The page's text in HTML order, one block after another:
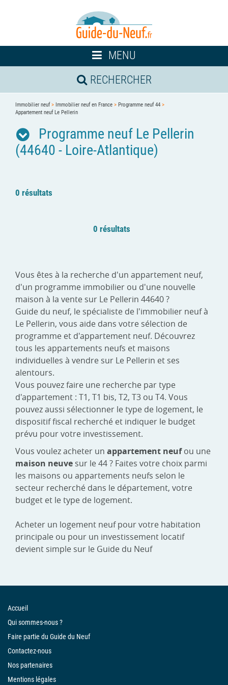
Toggle
navigation
MENU
RECHERCHER
Immobilier neuf> Immobilier neuf en France > Programme neuf 44 >
Appartement neuf Le Pellerin
Programme neuf Le Pellerin
(44640 - Loire-Atlantique)
0 résultats
0 résultats
Vous êtes à la recherche d'un appartement neuf,
d'un programme immobilier ou d'une nouvelle
maison à la vente sur Le Pellerin 44640 ?
Guide du neuf, le spécialiste de l'immobilier neuf à
Le Pellerin, vous aide dans votre sélection de
programme et d'appartement neuf. Découvrez
tous les appartements neufs et maisons
individuelles à vendre sur Le Pellerin et ses
alentours.
Vous pouvez faire une recherche par type
d'appartement : T1, T1 bis, T2, T3 ou T4. Vous
pouvez aussi sélectionner le type de logement, le
dispositif fiscal recherché et indiquer le budget
prévu pour votre investissement.
Vous voulez acheter un appartement neufou une
maison neuve sur le 44 ? Faites votre choix parmi
les maisons ou appartements neufs selon le
secteur recherché dans le département, votre
budget et le type de logement.
Acheter un logement neuf pour votre habitation
principale ou pour un investissement locatif
devient simple sur le Guide du Neuf
Accueil
Qui sommes-nous ?
Faire partie du Guide du Neuf
Contactez-nous
Nos partenaires
Mentions légales